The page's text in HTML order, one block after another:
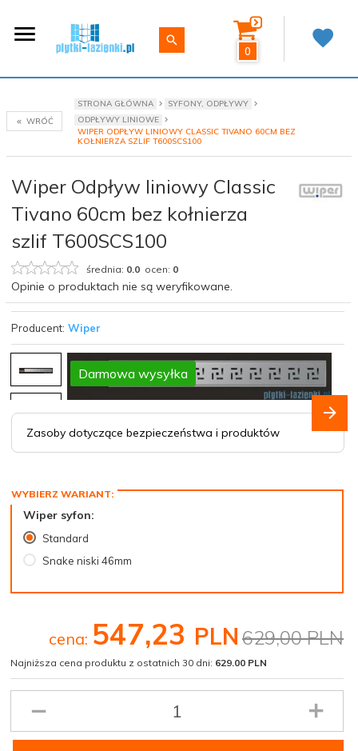
0
WRÓĆ
STRONA GŁÓWNA
SYFONY, ODPŁYWY
ODPŁYWY LINIOWE
WIPER ODPŁYW LINIOWY CLASSIC TIVANO 60CM BEZ
KOŁNIERZA SZLIF T600SCS100
Producent: Wiper
Promocja
Darmowa wysyłka
Zasoby dotyczące bezpieczeństwa i produktów
Wiper Odpływ liniowy Classic
Tivano 60cm bez kołnierza
szlif T600SCS100
średnia: 0.0 ocen: 0
Opinie o produktach nie są weryfikowane.
Wiper syfon:
Standard
Snake niski 46mm
cena: 547,23 PLN 629,00 PLN
Najniższa cena produktu z ostatnich 30 dni: 629.00 PLN
produktu